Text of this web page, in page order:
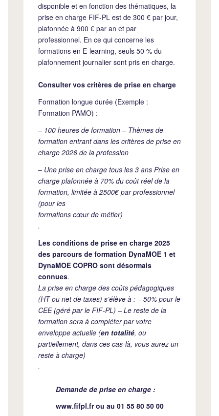
disponible et en fonction des thématiques, la
prise en charge FIF-PL est de 300 € par jour,
plafonnée à 900 € par an et par
professionnel. En ce qui concerne les
formations en E-learning, seuls 50 % du
plafonnement journalier sont pris en charge.
Consulter vos critères de prise en charge
Formation longue durée (Exemple :
Formation PAMO) :
– 100 heures de formation – Thèmes de
formation entrant dans les critères de prise en
charge 2026 de la profession
– Une prise en charge tous les 3 ans Prise en
charge plafonnée à 70% du coût réel de la
formation, limitée à 2500€ par professionnel
(pour les
formations cœur de métier)
.
Les conditions de prise en charge 2025
des parcours de formation DynaMOE 1 et
DynaMOE COPRO sont désormais
connues.
La prise en charge des coûts pédagogiques
(HT ou net de taxes) s’élève à : – 50% pour le
CEE (géré par le FIF-PL) – Le reste de la
formation sera à compléter par votre
enveloppe actuelle (en totalité, ou
partiellement, dans ces cas-là, vous aurez un
reste à charge)
.
Demande de prise en charge :
www.fifpl.frou au 01 55 80 50 00